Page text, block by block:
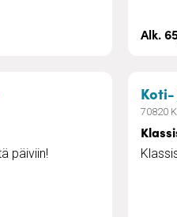
Alk.
Viriketoiminta
päiviin!
Koti-
70820